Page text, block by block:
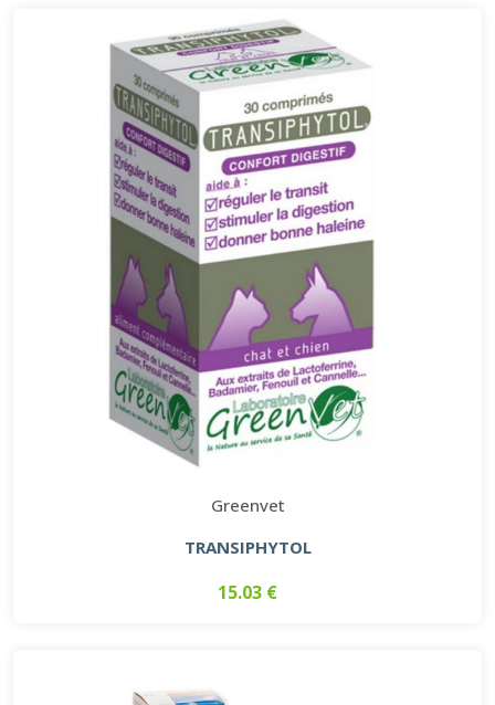
Greenvet
TRANSIPHYTOL
15.03 €